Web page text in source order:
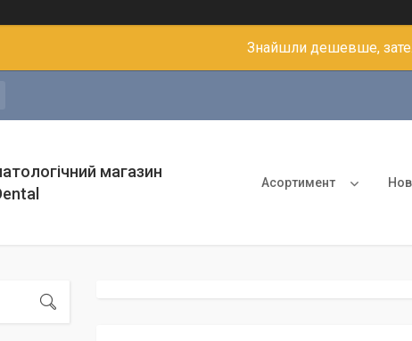
Знайшли дешевше,
магазин
Асортимент